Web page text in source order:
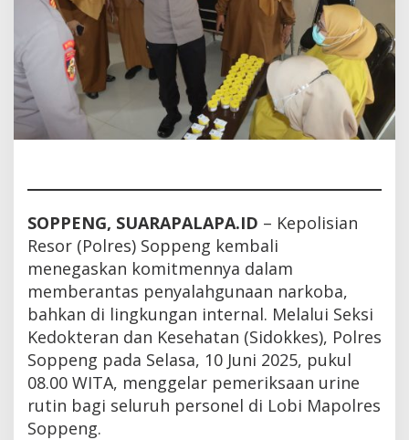
SOPPENG, SUARAPALAPA.ID – Kepolisian
Resor (Polres) Soppeng kembali
menegaskan komitmennya dalam
memberantas penyalahgunaan narkoba,
bahkan di lingkungan internal. Melalui Seksi
Kedokteran dan Kesehatan (Sidokkes), Polres
Soppeng pada Selasa, 10 Juni 2025, pukul
08.00 WITA, menggelar pemeriksaan urine
rutin bagi seluruh personel di Lobi Mapolres
Soppeng.